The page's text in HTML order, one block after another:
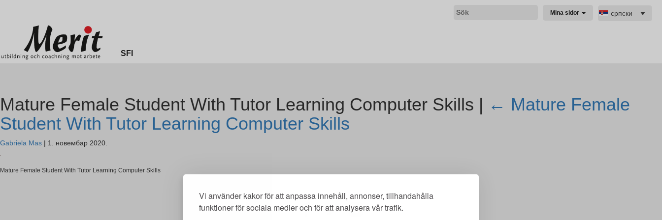
Vi använder kakor för att anpassa innehåll, annonser, tillhandahålla
funktioner för sociala medier och för att analysera vår trafik.
Mina sidor српски
SFI
Mature Female Student With Tutor Learning Computer Skills | ← Mature Female
Student With Tutor Learning Computer Skills
Gabriela Mas | 1. новембар 2020.
Mature Female Student With Tutor Learning Computer Skills